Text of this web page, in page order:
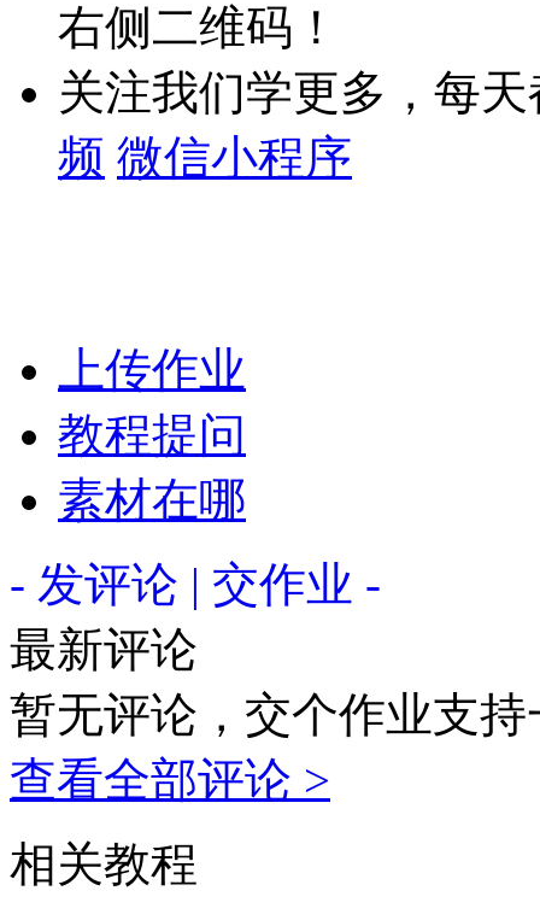
右侧二维码！
关注我们学更多，每
频 微信小程序
上传作业
教程提问
素材在哪
- 发评论 | 交作业 -
最新评论
暂无评论，交个作业支持
查看全部评论 >
相关教程